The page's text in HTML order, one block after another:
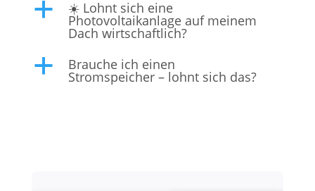
a ☀️ Lohnt sich eine
Photovoltaikanlage auf meinem
Dach wirtschaftlich?
a Brauche ich einen
Stromspeicher – lohnt sich das?